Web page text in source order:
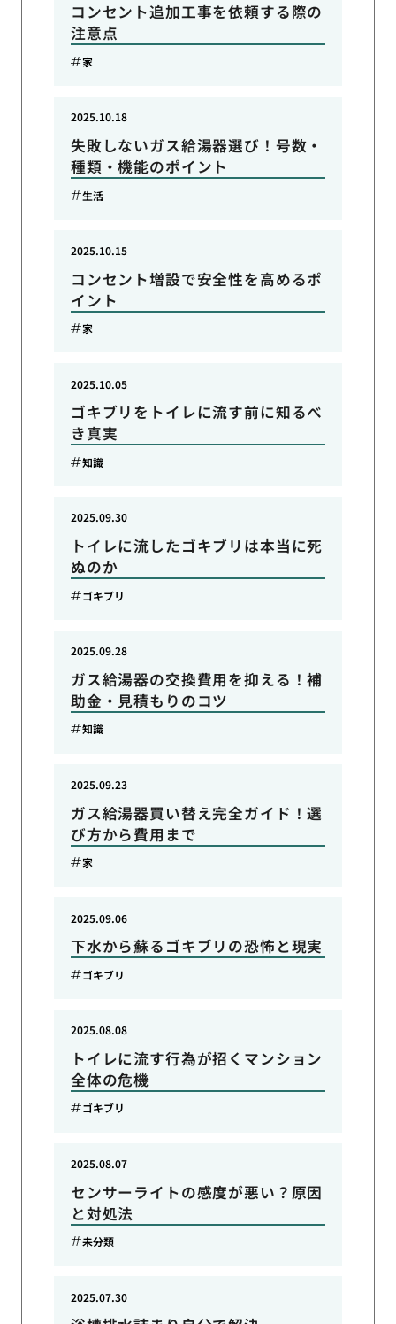
コンセント追加工事を依頼する際の
注意点
家
失敗しないガス給湯器選び！号数・
種類・機能のポイント
2025.10.18
生活
コンセント増設で安全性を高めるポ
イント
2025.10.15
家
ゴキブリをトイレに流す前に知るべ
き真実
2025.10.05
知識
トイレに流したゴキブリは本当に死
ぬのか
2025.09.30
ゴキブリ
ガス給湯器の交換費用を抑える！補
助金・見積もりのコツ
2025.09.28
知識
ガス給湯器買い替え完全ガイド！選
び方から費用まで
2025.09.23
家
下水から蘇るゴキブリの恐怖と現実
2025.09.06
ゴキブリ
トイレに流す行為が招くマンション
全体の危機
2025.08.08
ゴキブリ
センサーライトの感度が悪い？原因
と対処法
2025.08.07
未分類
2025.07.30